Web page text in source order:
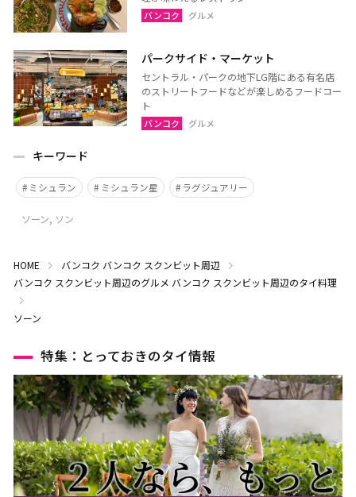
バンコク グルメ
パークサイド・マーケット
セントラル・パークの地下LG階にある有名店
のストリートフードなどが楽しめるフードコー
ト
バンコク グルメ
キーワード
ミシュラン ミシュラン星 ラグジュアリー
ソーン, ソン
HOME バンコク バンコク スクンビット周辺
バンコク スクンビット周辺のグルメ バンコク スクンビット周辺のタイ料理
ソーン
特集：とっておきのタイ情報